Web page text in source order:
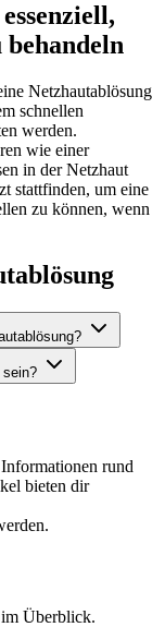
Netzhautablösung
schnellen
werden.
wie einer
in der Netzhaut
stattfinden, um eine
zu können, wenn
sein?
rund
bieten dir
Überblick.